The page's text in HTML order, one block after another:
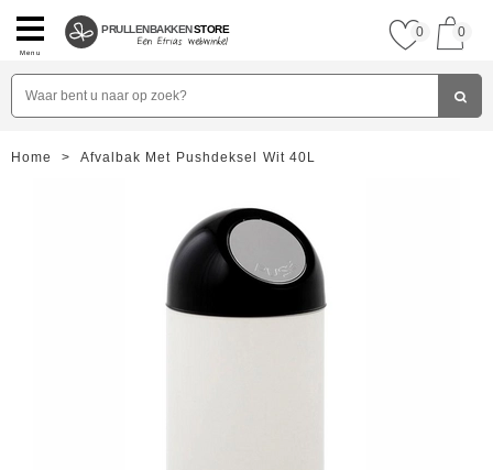
Menu
PRULLENBAKKENSTORE 0 0
Home > Afvalbak Met Pushdeksel Wit 40L